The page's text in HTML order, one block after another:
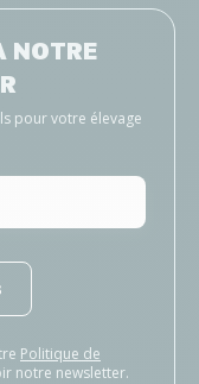
NOTRE
pour votre élevage
Politique de
notre newsletter.